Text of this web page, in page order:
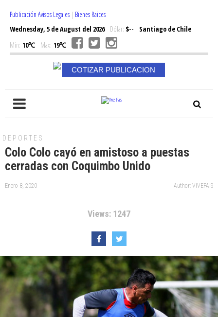
Publicación Avisos Legales | Bienes Raices
Wednesday, 5 de August del 2026Dólar: $--
Santiago de Chile
Min: 10℃ Max: 19℃
COTIZAR PUBLICACION
DEPORTES
Colo Colo cayó en amistoso a puestas
cerradas con Coquimbo Unido
Enero 8, 2020 Author: VIVEPAIS
Views: 1247